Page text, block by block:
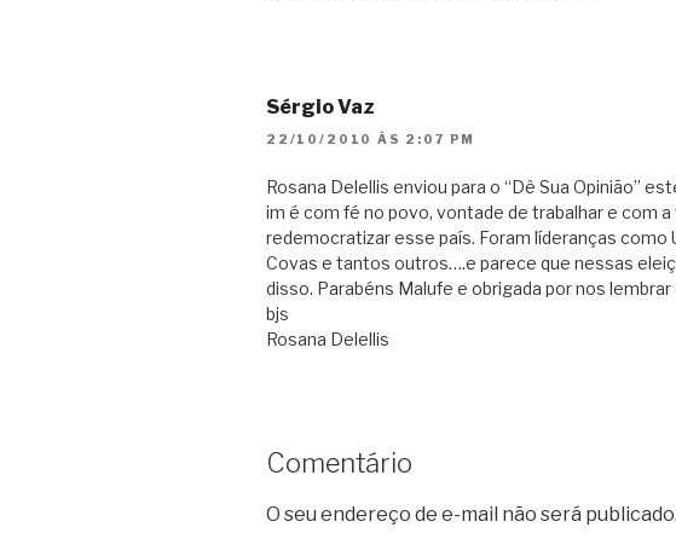
Sérgio Vaz
22/10/2010 ÀS 2:07 PM
Rosana Delellis enviou para o “Dê Sua Opinião”
im é com fé no povo, vontade de trabalhar e com
redemocratizar esse país. Foram líderanças como
Covas e tantos outros….e parece que nessas
disso. Parabéns Malufe e obrigada por nos
bjs
Rosana Delellis
Comentário
O seu endereço de e-mail não será publicado.